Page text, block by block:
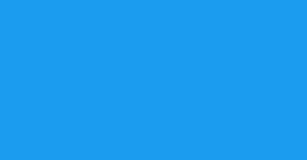
Jouets en étain de Chine, jouets en étain
de Chine . Jouets en tôle des années 60,
up, camionnette, camion, jeep,
32,me671,mf153,me789,mf030,mf
12,mf821,mf273,mf281,mf